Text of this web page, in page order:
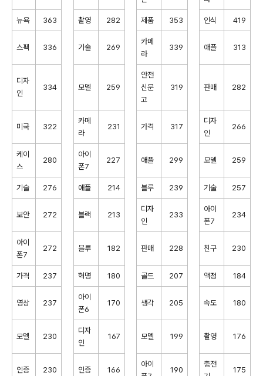
뉴욕 363 촬영 282 제품 353 인식 419
스펙 336 기술 269
카메
라
339 애플 313
디자
인
334 모델 259
안전
신문
고
319 판매 282
미국 322
카메
라
231 가격 317
디자
인
266
케이
스
280
아이
폰7
227 애플 299 모델 259
기술 276 애플 214 블루 239 기술 257
보안 272 블랙 213
디자
인
233
아이
폰7
234
아이
폰7
272 블루 182 판매 228 친구 230
가격 237 혁명 180 골드 207 액정 184
영상 237
아이
폰6
170 생각 205 속도 180
모델 230
디자
인
167 모델 199 촬영 176
인증 230 인증 166
아이
190
충전
175